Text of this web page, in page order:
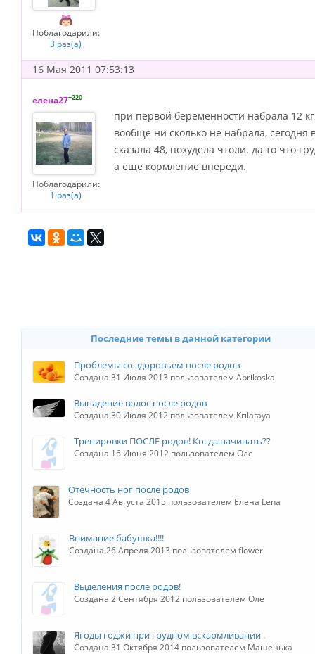
Поблагодарили:
3 раз(а)
16 Мая 2011 07:53:13
елена27+220
Поблагодарили:
1 раз(а)
при первой беременности набрала 12
вообще ни сколько не набрала, сегодня
сказала 48, похудела чтоли. да то что
а еще кормление впереди.
Последние темы в данной категории
Проблемы со здоровьем после родов
Создана 31 Июля 2013 пользователем Abrikoska
Выпадение волос после родов
Создана 30 Июля 2012 пользователем Krilataya
Тренировки ПОСЛЕ родов! Когда начинать??
Создана 16 Июня 2012 пользователем Оле
Отечность ног после родов
Создана 4 Августа 2015 пользователем Елена Lena
Внимание бабушка!!!!
Создана 26 Апреля 2013 пользователем flower
Выделения после родов!
Создана 2 Сентября 2012 пользователем Оле
Ягоды годжи при грудном вскармливании .
Создана 31 Октября 2014 пользователем Машенька